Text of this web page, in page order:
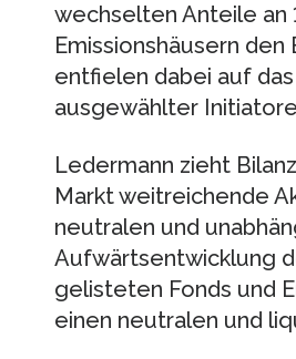
wechselten Anteile an
Emissionshäusern
entfielen dabei auf
ausgewählter
Ledermann zieht
Markt weitreichende
neutralen und
Aufwärtsentwicklung
gelisteten Fonds und
einen neutralen und